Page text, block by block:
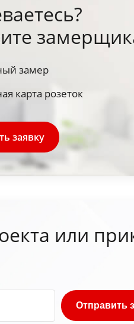
замер
карта розеток
заявку
или
Отправить